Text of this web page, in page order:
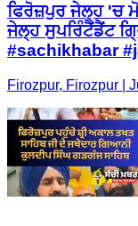
ਫਿਰੋਜ਼ਪੁਰ ਜੇਲ੍ਹ 'ਚ
ਜੇਲ੍ਹ ਸੁਪਰਿੰਟੈਂਡੈਂਟ
#sachikhabar
Firozpur, Firozpur |